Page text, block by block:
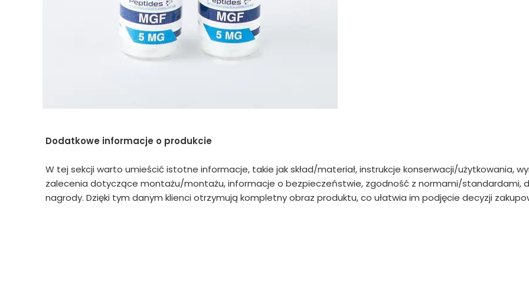
Dodatkowe informacje o produkcie
W tej sekcji warto umieścić istotne informacje, takie jak skład/materiał, instrukcje konserwacji/użytkowania,
zalecenia dotyczące montażu/montażu, informacje o bezpieczeństwie, zgodność z normami/standardami,
nagrody. Dzięki tym danym klienci otrzymują kompletny obraz produktu, co ułatwia im podjęcie decyzji